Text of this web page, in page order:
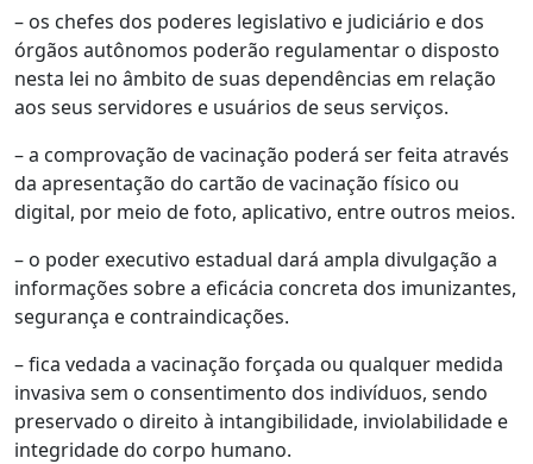
– os chefes dos poderes legislativo e judiciário e dos
órgãos autônomos poderão regulamentar o disposto
nesta lei no âmbito de suas dependências em relação
aos seus servidores e usuários de seus serviços.
– a comprovação de vacinação poderá ser feita através
da apresentação do cartão de vacinação físico ou
digital, por meio de foto, aplicativo, entre outros meios.
– o poder executivo estadual dará ampla divulgação a
informações sobre a eficácia concreta dos imunizantes,
segurança e contraindicações.
– fica vedada a vacinação forçada ou qualquer medida
invasiva sem o consentimento dos indivíduos, sendo
preservado o direito à intangibilidade, inviolabilidade e
integridade do corpo humano.